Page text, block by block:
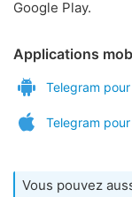
Google Play.
Applications
Telegram
Telegram
Vous pouvez